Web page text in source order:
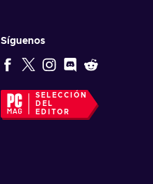
Síguenos
SELECCIÓN
DEL
EDITOR